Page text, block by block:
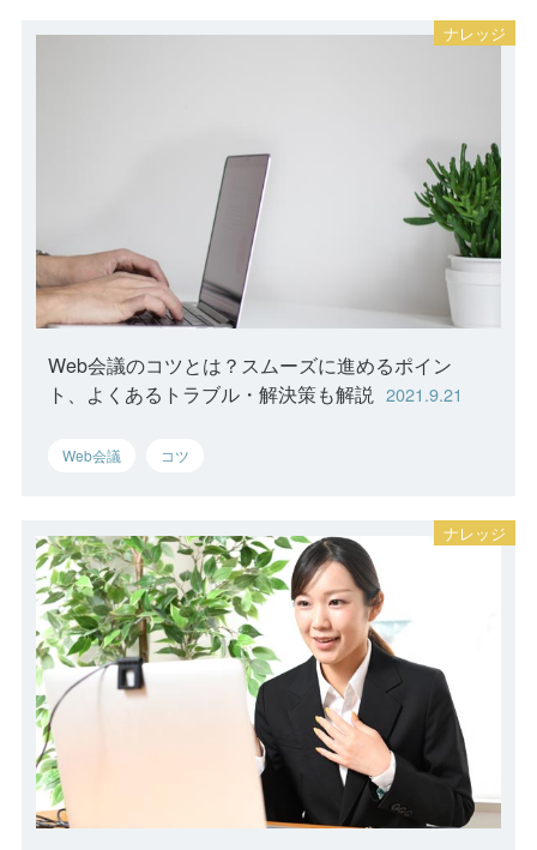
Web会議のコツとは？スムーズに進めるポイン
ト、よくあるトラブル・解決策も解説 2021.9.21
Web会議 コツ